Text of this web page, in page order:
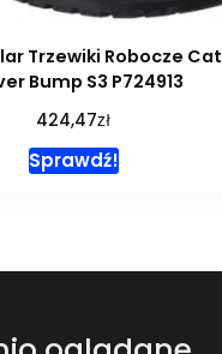
Trzewiki Robocze Cat
Bump S3 P724913
424,47zł
Sprawdź!